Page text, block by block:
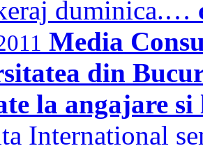
duminica.…
Media
din
la angajare
International